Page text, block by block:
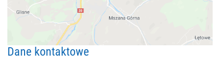
Dane kontaktowe